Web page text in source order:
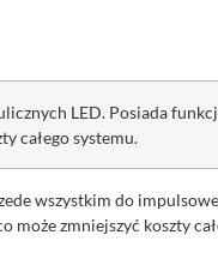
LED. Posiada
całego systemu.
wszystkim do
zmniejszyć koszty